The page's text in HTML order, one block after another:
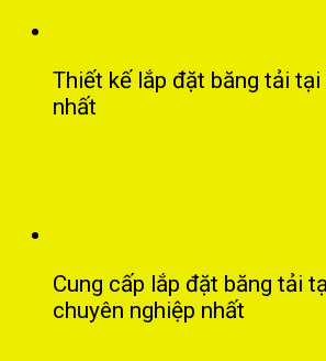
Thiết kế lắp đặt băng tải
nhất
Cung cấp lắp đặt băng tải
chuyên nghiệp nhất